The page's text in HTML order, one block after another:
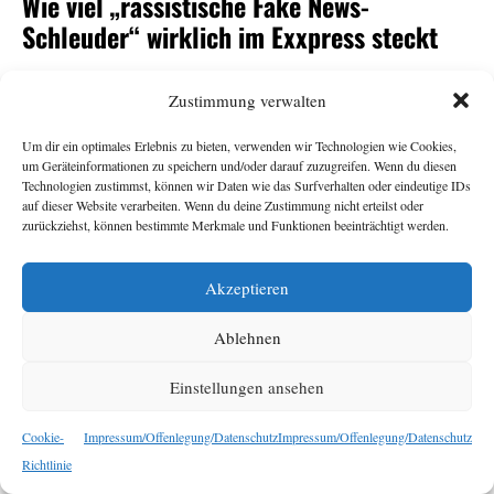
Zustimmung verwalten
Um dir ein optimales Erlebnis zu bieten, verwenden wir Technologien wie Cookies,
um Geräteinformationen zu speichern und/oder darauf zuzugreifen. Wenn du diesen
Technologien zustimmst, können wir Daten wie das Surfverhalten oder eindeutige IDs
auf dieser Website verarbeiten. Wenn du deine Zustimmung nicht erteilst oder
zurückziehst, können bestimmte Merkmale und Funktionen beeinträchtigt werden.
Akzeptieren
Ablehnen
Einstellungen ansehen
Cookie-
Richtlinie
Impressum/Offenlegung/DatenschutzImpressum/Offenlegung/Datenschutz
Schleuder“ wirklich im Exxpress steckt
11. Juni 2026
Exxpress-Herausgeberin Eva Schütz war eine von vielen
Überraschungskandidat:innen für denORF-
Generalsposten. Armin Wolf tat auf der Plattform Bluesky
seine Ratlosigkeit über ihre Nominierung durch den
Stiftungsrat kund und bezeichnete denExxpressals„rechte,
rassistische Fake News-Schleuder“. Das sorgte für
Empörung, vor allem beimExxpress. Dabei sollte der
Redaktion ihr eigener Umgang mit Falschnachrichten und